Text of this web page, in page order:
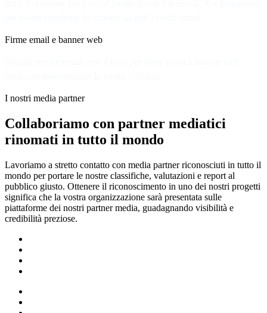
Firme email e banner web
I nostri media partner
Collaboriamo con partner mediatici
rinomati in tutto il mondo
Lavoriamo a stretto contatto con media partner riconosciuti in tutto il
mondo per portare le nostre classifiche, valutazioni e report al
pubblico giusto. Ottenere il riconoscimento in uno dei nostri progetti
significa che la vostra organizzazione sarà presentata sulle
piattaforme dei nostri partner media, guadagnando visibilità e
credibilità preziose.